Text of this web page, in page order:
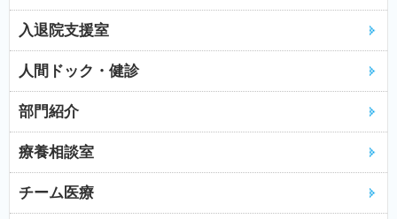
入退院支援室
人間ドック・健診
部門紹介
療養相談室
チーム医療